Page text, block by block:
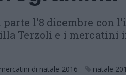
parte l'8 dicembre con
Terzoli e i mercatini
mercatini di natale 2016 natale